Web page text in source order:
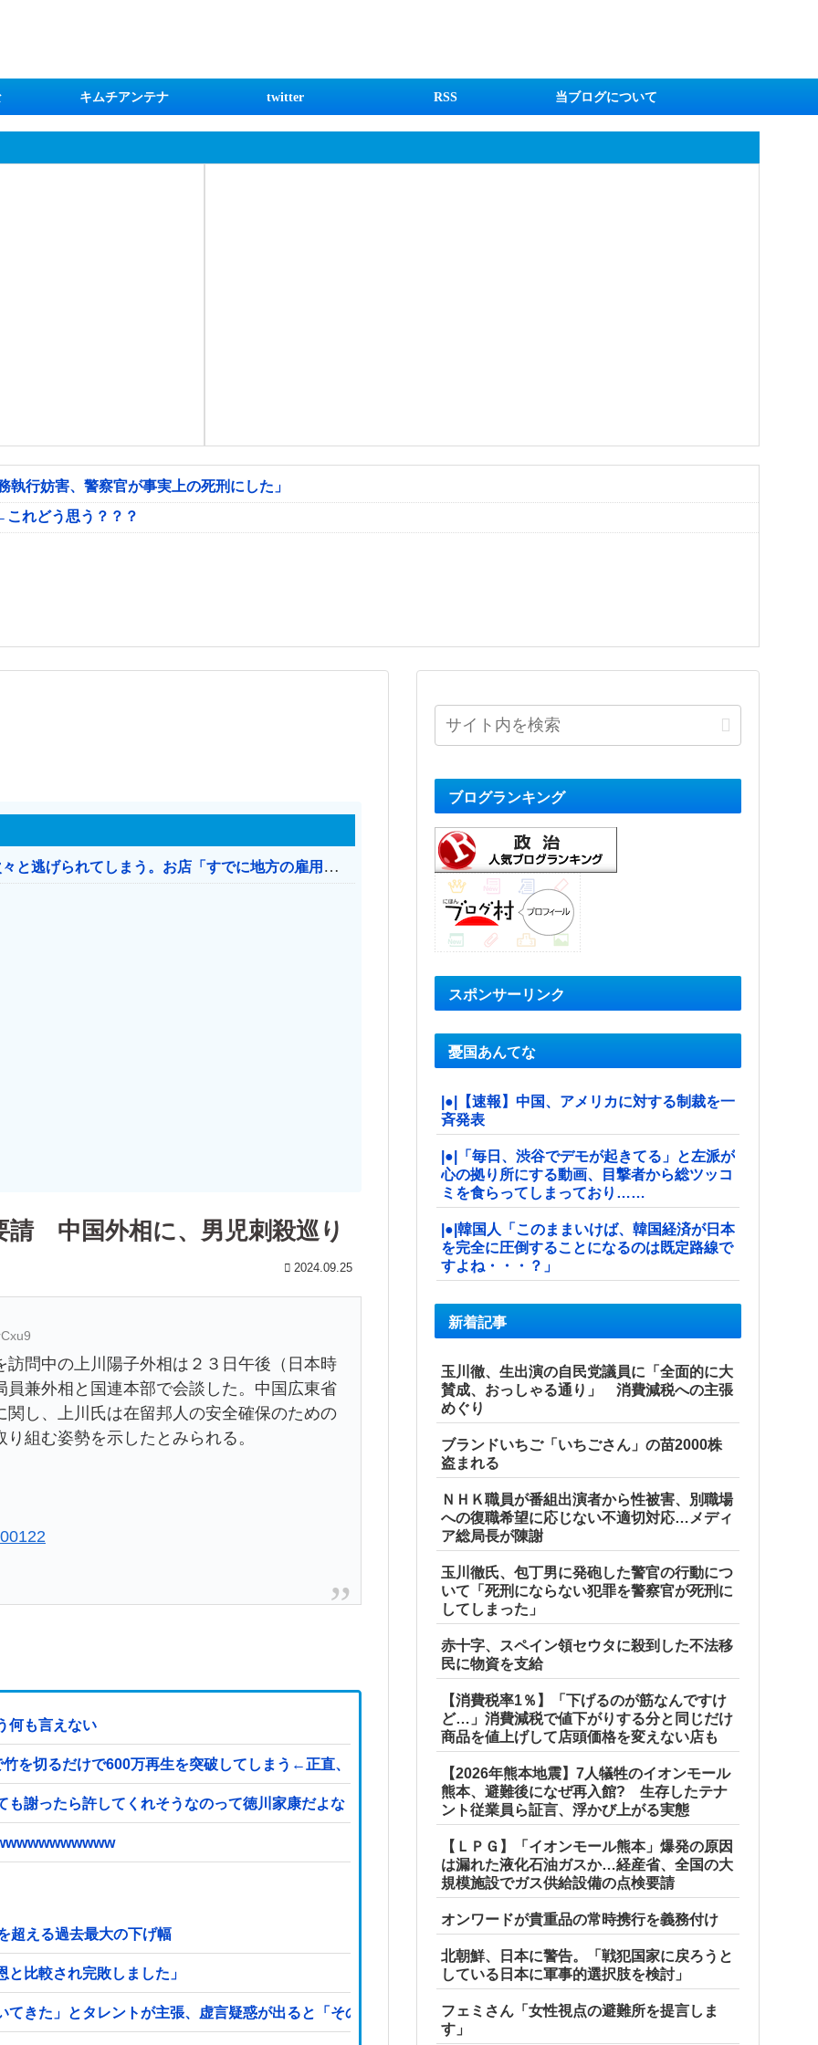
キムチアンテナ twitter RSS 当ブログについて
行妨害、警察官が事実上の死刑にした」
れどう思う？？？
日本のお店、時給1500円でもミャンマー人に次々と逃げられてしまう。お店「すでに地方の雇用は崩壊」
請 中国外相に、男児刺殺巡り
2024.09.25
問中の上川陽子外相は２３日午後（日本時
兼外相と国連本部で会談した。中国広東省
し、上川氏は在留邦人の安全確保のための
組む姿勢を示したとみられる。
何も言えない
を切るだけで600万再生を突破してしまう←正直、こう言うのでいいんだよなw w w w w w w w
謝ったら許してくれそうなのって徳川家康だよな
超える過去最大の下げ幅
比較され完敗しました」
てきた」とタレントが主張、虚言疑惑が出ると「その男の垢を発見した」と追加主張するも……他
ブログランキング
スポンサーリンク
憂国あんてな
|●|【速報】中国、アメリカに対する制裁を一
斉発表
|●|「毎日、渋谷でデモが起きてる」と左派が
心の拠り所にする動画、目撃者から総ツッコ
ミを食らってしまっており……
|●|韓国人「このままいけば、韓国経済が日本
を完全に圧倒することになるのは既定路線で
すよね・・・？」
新着記事
玉川徹、生出演の自民党議員に「全面的に大
賛成、おっしゃる通り」 消費減税への主張
めぐり
ブランドいちご「いちごさん」の苗2000株
盗まれる
ＮＨＫ職員が番組出演者から性被害、別職場
への復職希望に応じない不適切対応…メディ
ア総局長が陳謝
玉川徹氏、包丁男に発砲した警官の行動につ
いて「死刑にならない犯罪を警察官が死刑に
してしまった」
赤十字、スペイン領セウタに殺到した不法移
民に物資を支給
【消費税率1％】「下げるのが筋なんですけ
ど…」消費減税で値下がりする分と同じだけ
商品を値上げして店頭価格を変えない店も
【2026年熊本地震】7人犠牲のイオンモール
熊本、避難後になぜ再入館? 生存したテナ
ント従業員ら証言、浮かび上がる実態
【ＬＰＧ】「イオンモール熊本」爆発の原因
は漏れた液化石油ガスか…経産省、全国の大
規模施設でガス供給設備の点検要請
オンワードが貴重品の常時携行を義務付け
北朝鮮、日本に警告。「戦犯国家に戻ろうと
している日本に軍事的選択肢を検討」
フェミさん「女性視点の避難所を提言しま
す」